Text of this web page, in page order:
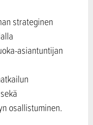
strateginen
asiantuntijan
osallistuminen.